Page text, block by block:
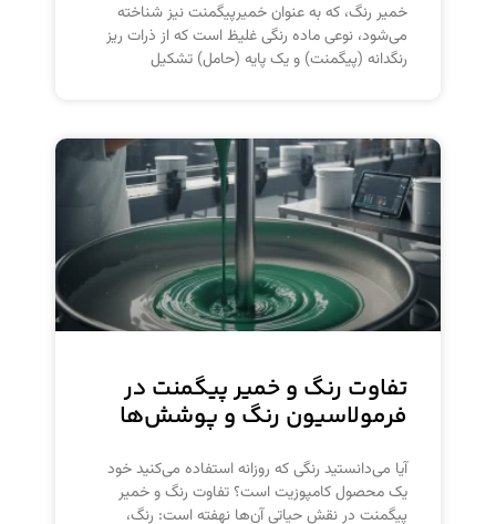
خمیر رنگ، که به عنوان خمیرپیگمنت نیز شناخته
می‌شود، نوعی ماده رنگی غلیظ است که از ذرات ریز
رنگدانه (پیگمنت) و یک پایه (حامل) تشکیل
تفاوت رنگ و خمیر پیگمنت در
فرمولاسیون رنگ و پوشش‌ها
آیا می‌دانستید رنگی که روزانه استفاده می‌کنید خود
یک محصول کامپوزیت است؟ تفاوت رنگ و خمیر
پیگمنت در نقش حیاتی آن‌ها نهفته است: رنگ،